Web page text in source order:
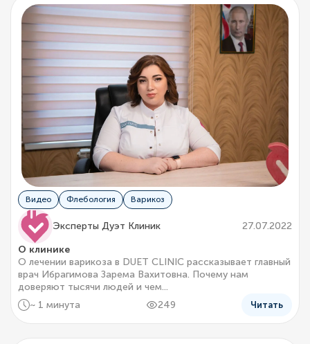
Видео Флебология Варикоз
Эксперты Дуэт Клиник
27.07.2022
О клинике
О лечении варикоза в DUET CLINIC рассказывает главный
врач Ибрагимова Зарема Вахитовна. Почему нам
доверяют тысячи людей и чем...
~ 1 минута
249 Читать